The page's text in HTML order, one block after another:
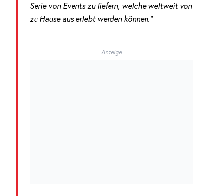
Serie von Events zu liefern, welche weltweit von
zu Hause aus erlebt werden können.“
Anzeige